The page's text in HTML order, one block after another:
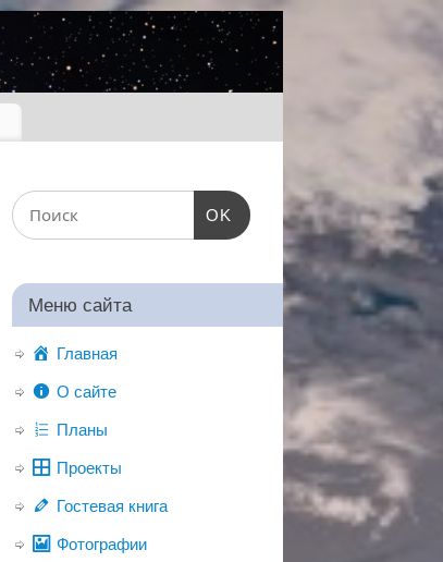
OK
Меню сайта
Главная
О сайте
Планы
Проекты
Гостевая книга
Фотографии